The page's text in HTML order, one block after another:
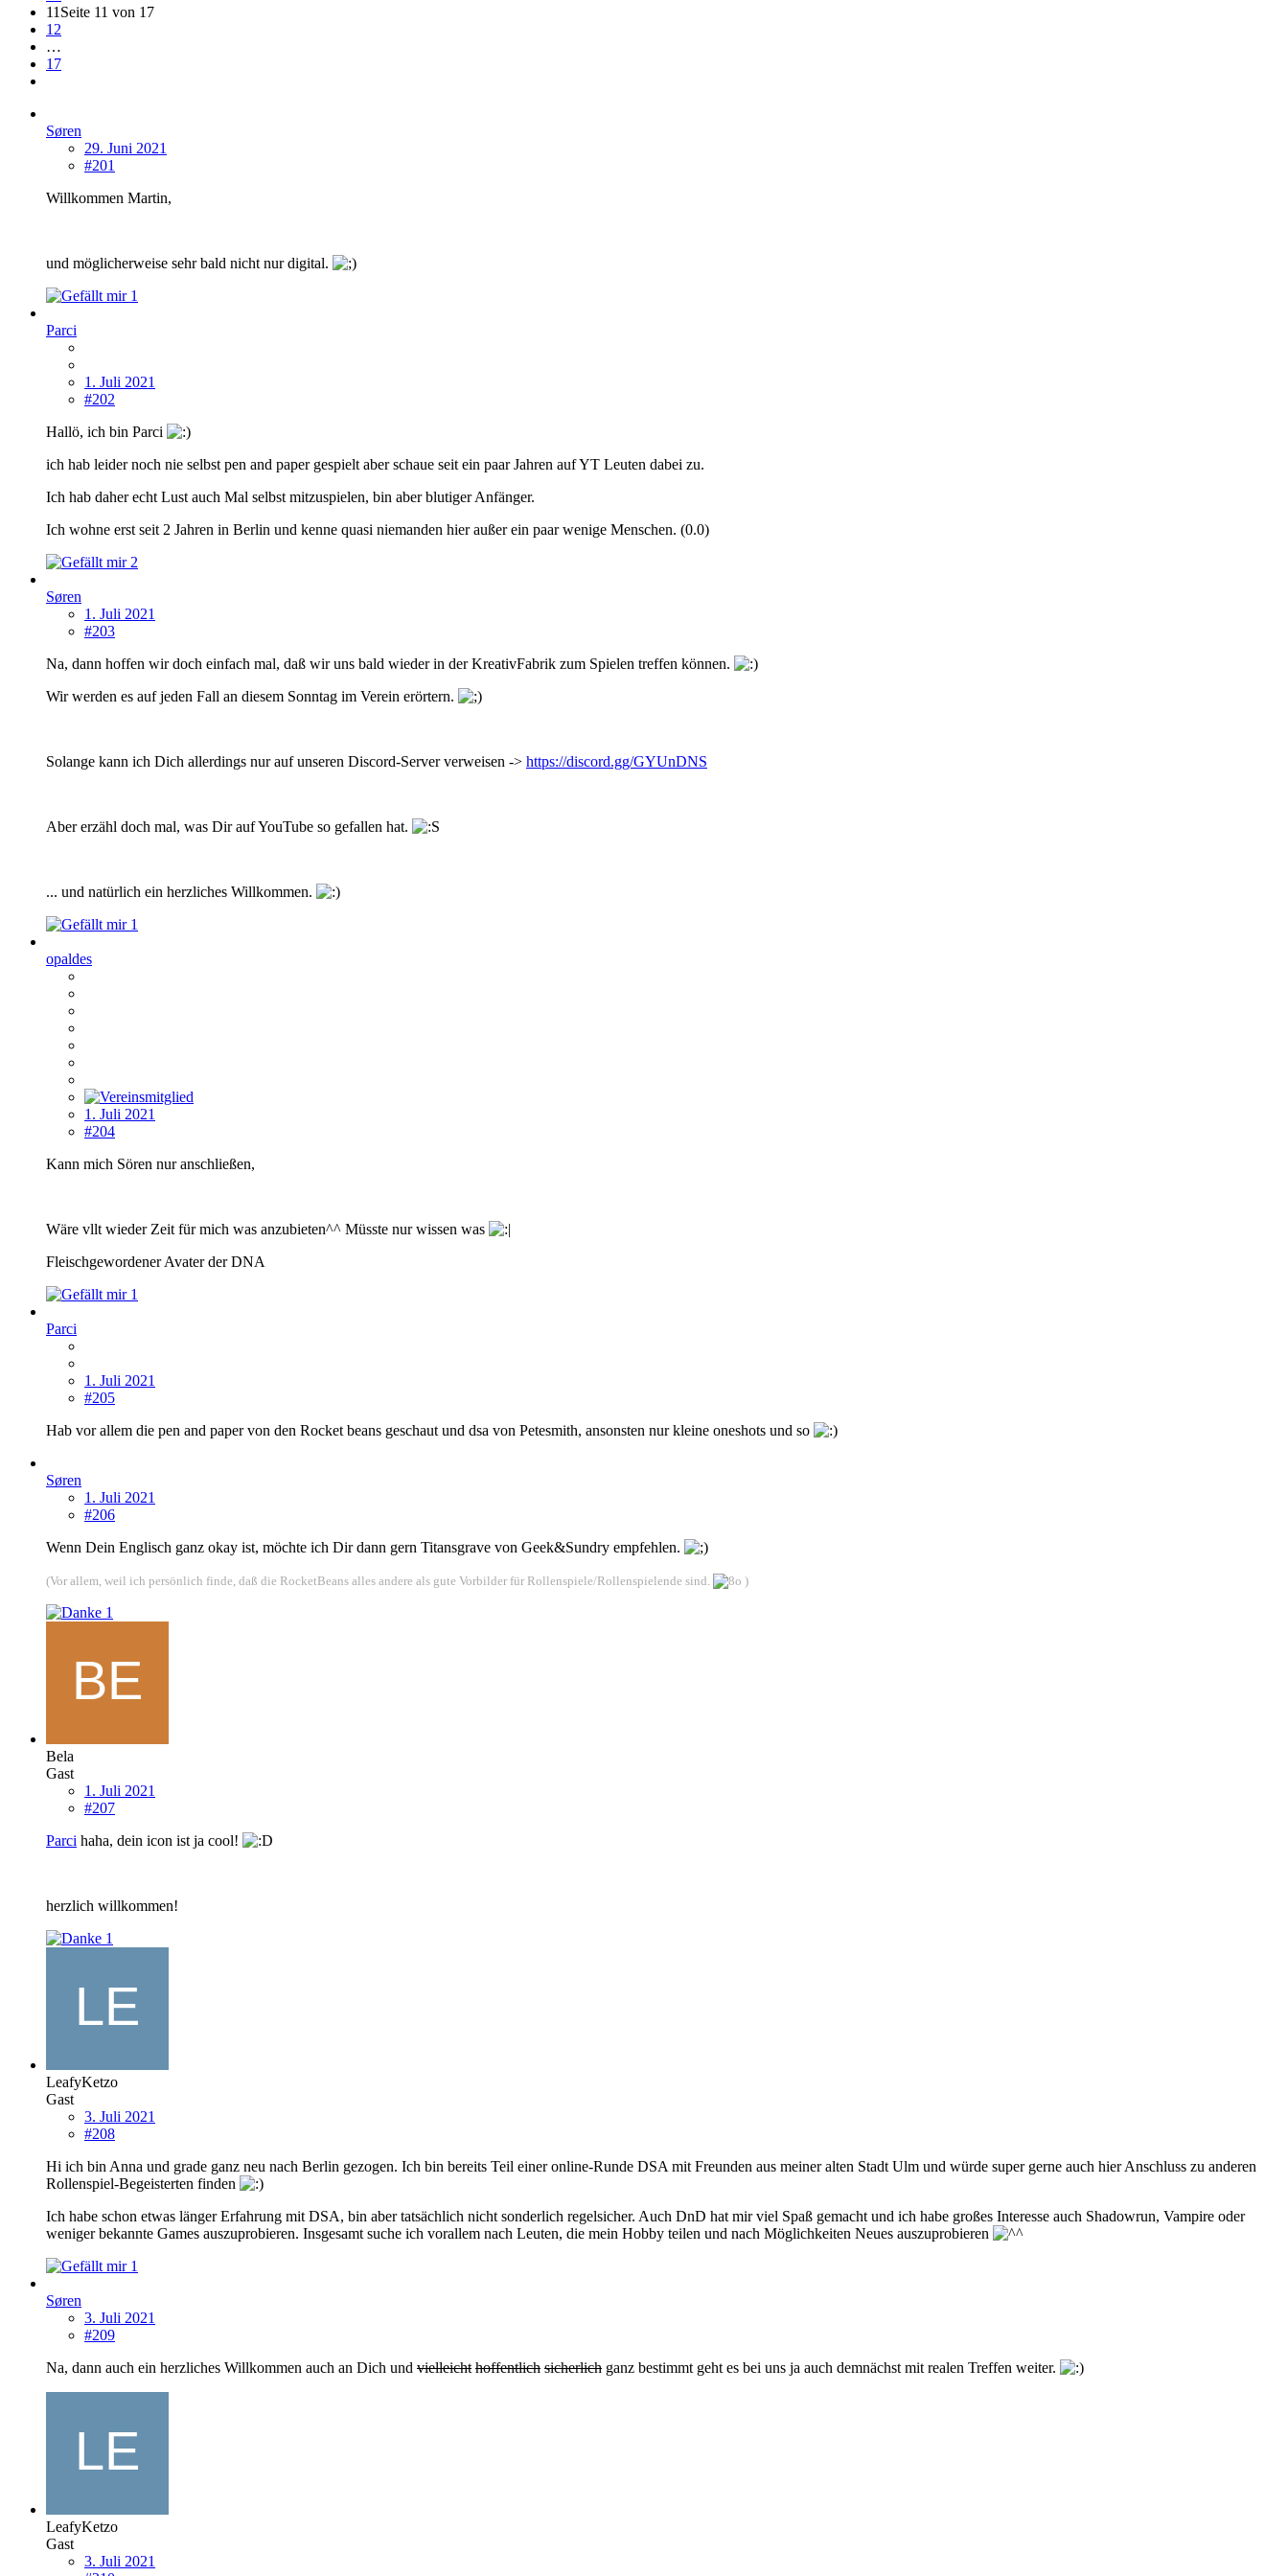
11 Seite 11 von 17
12
…
17
Søren
29. Juni 2021
#201
Willkommen Martin,
und möglicherweise sehr bald nicht nur digital.
1
Parci
1. Juli 2021
#202
Hallö, ich bin Parci
ich hab leider noch nie selbst pen and paper gespielt aber schaue seit ein paar Jahren auf YT Leuten dabei zu.
Ich hab daher echt Lust auch Mal selbst mitzuspielen, bin aber blutiger Anfänger.
Ich wohne erst seit 2 Jahren in Berlin und kenne quasi niemanden hier außer ein paar wenige Menschen. (0.0)
2
Søren
1. Juli 2021
#203
Na, dann hoffen wir doch einfach mal, daß wir uns bald wieder in der KreativFabrik zum Spielen treffen können.
Wir werden es auf jeden Fall an diesem Sonntag im Verein erörtern.
Solange kann ich Dich allerdings nur auf unseren Discord-Server verweisen -> https://discord.gg/GYUnDNS
Aber erzähl doch mal, was Dir auf YouTube so gefallen hat.
... und natürlich ein herzliches Willkommen.
1
opaldes
1. Juli 2021
#204
Kann mich Sören nur anschließen,
Wäre vllt wieder Zeit für mich was anzubieten^^ Müsste nur wissen was
Fleischgewordener Avater der DNA
1
Parci
1. Juli 2021
#205
Hab vor allem die pen and paper von den Rocket beans geschaut und dsa von Petesmith, ansonsten nur kleine oneshots und so
Søren
1. Juli 2021
#206
Wenn Dein Englisch ganz okay ist, möchte ich Dir dann gern Titansgrave von Geek&Sundry empfehlen.
(Vor allem, weil ich persönlich finde, daß die RocketBeans alles andere als gute Vorbilder für Rollenspiele/Rollenspielende sind. )
1
Bela
Gast
1. Juli 2021
#207
Parci haha, dein icon ist ja cool!
herzlich willkommen!
1
LeafyKetzo
Gast
3. Juli 2021
#208
Hi ich bin Anna und grade ganz neu nach Berlin gezogen. Ich bin bereits Teil einer online-Runde DSA mit Freunden aus meiner alten Stadt Ulm und würde super gerne auch hier Anschluss zu anderen
Rollenspiel-Begeisterten finden
Ich habe schon etwas länger Erfahrung mit DSA, bin aber tatsächlich nicht sonderlich regelsicher. Auch DnD hat mir viel Spaß gemacht und ich habe großes Interesse auch Shadowrun, Vampire oder
weniger bekannte Games auszuprobieren. Insgesamt suche ich vorallem nach Leuten, die mein Hobby teilen und nach Möglichkeiten Neues auszuprobieren
1
Søren
3. Juli 2021
#209
Na, dann auch ein herzliches Willkommen auch an Dich und vielleicht hoffentlich sicherlich ganz bestimmt geht es bei uns ja auch demnächst mit realen Treffen weiter.
LeafyKetzo
Gast
3. Juli 2021